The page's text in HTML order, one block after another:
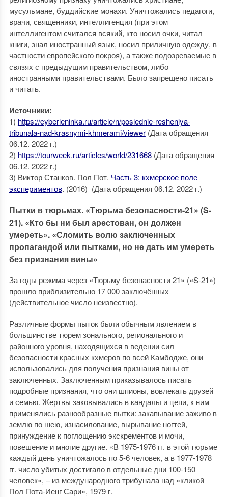
мусульмане, буддийские монахи. Уничтожались педагоги,
врачи, священники, интеллигенция (при этом
интеллигентом считался всякий, кто носил очки, читал
книги, знал иностранный язык, носил приличную одежду, в
частности европейского покроя), а также подозреваемые в
связях с предыдущим правительством, либо
иностранными правительствами. Было запрещено писать
и читать.
Источники:
1) https://cyberleninka.ru/article/n/poslednie-resheniya-
tribunala-nad-krasnymi-khmerami/viewer(Дата обращения
06.12. 2022 г.)
2) https://tourweek.ru/articles/world/231668(Дата обращения
06.12. 2022 г.)
3) Виктор Станков. Пол Пот. Часть 3: кхмерское поле
экспериментов. (2016) (Дата обращения 06.12. 2022 г.)
Пытки в тюрьмах. «Тюрьма безопасности-21» (S-
21). «Кто бы ни был арестован, он должен
умереть». «Сломить волю заключенных
пропагандой или пытками, но не дать им умереть
без признания вины»
За годы режима через «Тюрьму безопасности 21» («S-21»)
прошло приблизительно 17 000 заключённых
(действительное число неизвестно).
Различные формы пыток были обычным явлением в
большинстве тюрем зонального, регионального и
районного уровня, находящихся в ведении сил
безопасности красных кхмеров по всей Камбодже, они
использовались для получения признания вины от
заключенных. Заключенным приказывалось писать
подробные признания, что они шпионы, вовлекать друзей
и семью. Жертвы заковывались в кандалы и цепи, к ним
применялись разнообразные пытки: закапывание заживо в
землю по шею, изнасилование, вырывание ногтей,
принуждение к поглощению экскрементов и мочи,
повешение и многие другие. «В 1975-1976 гг. в этой тюрьме
каждый день уничтожалось по 5-6 человек, а в 1977-1978
гг. число убитых достигало в отдельные дни 100-150
человек», – из международного трибунала над «кликой
Пол Пота-Иенг Сари», 1979 г.